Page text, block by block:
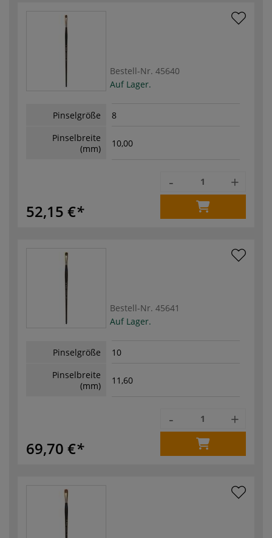
Bestell-Nr. 45640
Auf Lager.
Pinselgröße
8
Pinselbreite
(mm)
10,00
52,15 €
- +
Bestell-Nr. 45641
Auf Lager.
Pinselgröße
10
Pinselbreite
(mm)
11,60
69,70 €
- +